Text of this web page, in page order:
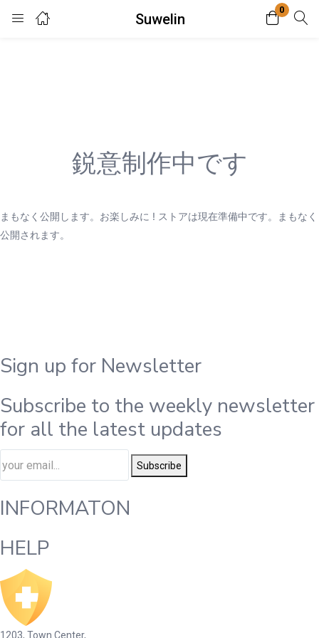
Suwelin
0
Login
鋭意制作中です
まもなく公開します。お楽しみに ! ストアは現在準備中です。まもなく
公開されます。
Sign up for Newsletter
Subscribe to the weekly newsletter
for all the latest updates
Subscribe
INFORMATON
HELP
1203, Town Center,